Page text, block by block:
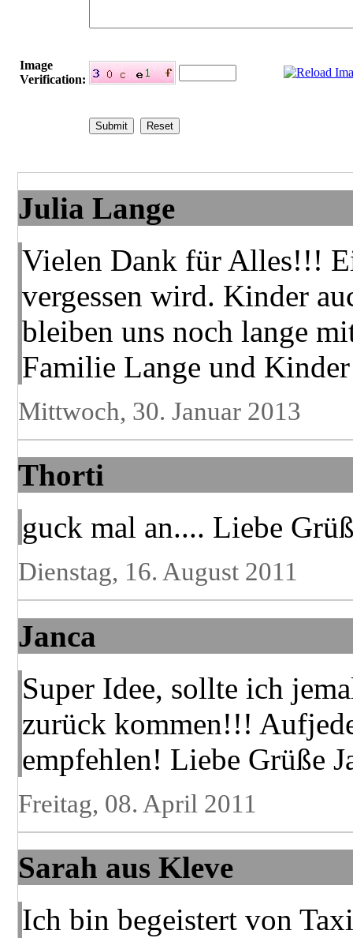
Image
Verification:
Julia Lange
Vielen Dank für Alles!!!
vergessen wird. Kinder
bleiben uns noch lange
Familie Lange und Kinder
Mittwoch, 30. Januar 2013
Thorti
guck mal an.... Liebe
Dienstag, 16. August 2011
Janca
Super Idee, sollte ich
zurück kommen!!!
empfehlen! Liebe Grüße
Freitag, 08. April 2011
Sarah aus Kleve
Ich bin begeistert von